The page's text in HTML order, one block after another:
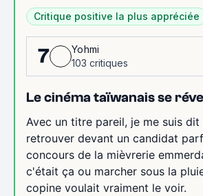
Critique positive la plus appréciée
7
Yohmi
103 critiques
Le cinéma taïwanais se
Avec un titre pareil, je me suis
retrouver devant un candidat
concours de la mièvrerie
c'était ça ou marcher sous la
copine voulait vraiment le voir.